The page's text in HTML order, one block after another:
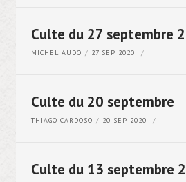
Culte du 27 septembre
MICHEL AUDO 27 SEP 2020
Culte du 20 septembre
THIAGO CARDOSO 20 SEP 2020
Culte du 13 septembre